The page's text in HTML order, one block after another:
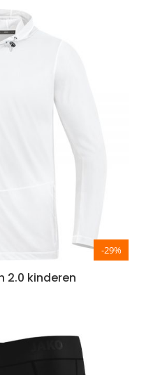
-29%
2.0 kinderen